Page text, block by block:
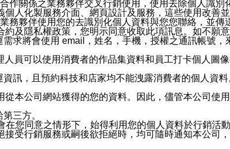
作關係之業務夥伴交叉行銷使用，使用去除個人識
人化製服務介面、網頁設計及服務，這些使用改善
務夥伴使用您的去識別化個人資料與您您聯絡，並
及隱私權政策，您明示同意收取此項訊息。如不願
求將會使用 email，姓名，手機，授權之通訊帳號
員可以使用消費者的作品集資料和員工打卡個人圖
訊，且預約科技和店家均不能洩露消費者的個人資
本公司網站獲得的您的資料。因此，儘管本公司使
三方。
您同意之情形下，始得利用您的個人資料於行銷活
受行銷服務或嗣後欲拒絕時，均可隨時通知本公司